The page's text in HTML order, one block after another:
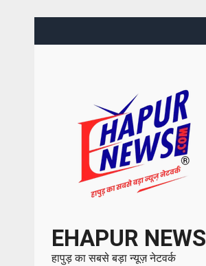
EHAPUR NEWS
हापुड़ का सबसे बड़ा न्यूज़ नेटवर्क